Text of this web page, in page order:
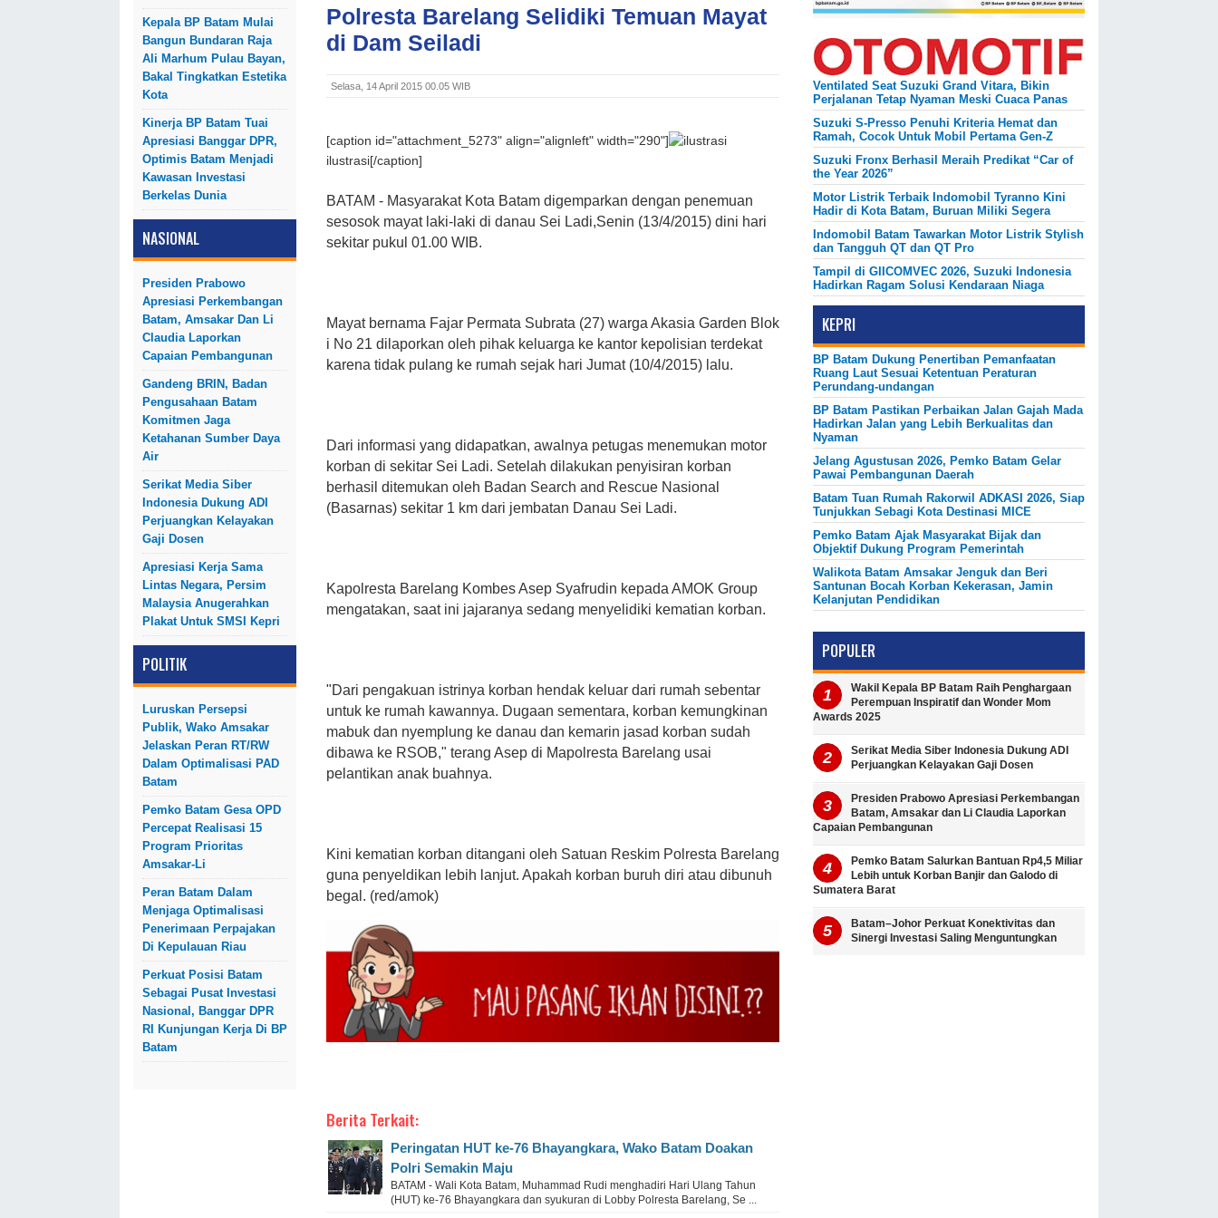
Kepala BP Batam Mulai
Bangun Bundaran Raja
Ali Marhum Pulau Bayan,
Bakal Tingkatkan Estetika
Kota
Kinerja BP Batam Tuai
Apresiasi Banggar DPR,
Optimis Batam Menjadi
Kawasan Investasi
Berkelas Dunia
NASIONAL
Presiden Prabowo
Apresiasi Perkembangan
Batam, Amsakar Dan Li
Claudia Laporkan
Capaian Pembangunan
Gandeng BRIN, Badan
Pengusahaan Batam
Komitmen Jaga
Ketahanan Sumber Daya
Air
Serikat Media Siber
Indonesia Dukung ADI
Perjuangkan Kelayakan
Gaji Dosen
Apresiasi Kerja Sama
Lintas Negara, Persim
Malaysia Anugerahkan
Plakat Untuk SMSI Kepri
POLITIK
Luruskan Persepsi
Publik, Wako Amsakar
Jelaskan Peran RT/RW
Dalam Optimalisasi PAD
Batam
Pemko Batam Gesa OPD
Percepat Realisasi 15
Program Prioritas
Amsakar-Li
Peran Batam Dalam
Menjaga Optimalisasi
Penerimaan Perpajakan
Di Kepulauan Riau
Perkuat Posisi Batam
Sebagai Pusat Investasi
Nasional, Banggar DPR
RI Kunjungan Kerja Di BP
Batam
Polresta Barelang Selidiki Temuan Mayat
di Dam Seiladi
Selasa, 14 April 2015 00.05 WIB
[caption id="attachment_5273" align="alignleft" width="290"]
ilustrasi[/caption]
BATAM - Masyarakat Kota Batam digemparkan dengan penemuan
sesosok mayat laki-laki di danau Sei Ladi,Senin (13/4/2015) dini hari
sekitar pukul 01.00 WIB.
Mayat bernama Fajar Permata Subrata (27) warga Akasia Garden Blok
i No 21 dilaporkan oleh pihak keluarga ke kantor kepolisian terdekat
karena tidak pulang ke rumah sejak hari Jumat (10/4/2015) lalu.
Dari informasi yang didapatkan, awalnya petugas menemukan motor
korban di sekitar Sei Ladi. Setelah dilakukan penyisiran korban
berhasil ditemukan oleh Badan Search and Rescue Nasional
(Basarnas) sekitar 1 km dari jembatan Danau Sei Ladi.
Kapolresta Barelang Kombes Asep Syafrudin kepada AMOK Group
mengatakan, saat ini jajaranya sedang menyelidiki kematian korban.
"Dari pengakuan istrinya korban hendak keluar dari rumah sebentar
untuk ke rumah kawannya. Dugaan sementara, korban kemungkinan
mabuk dan nyemplung ke danau dan kemarin jasad korban sudah
dibawa ke RSOB," terang Asep di Mapolresta Barelang usai
pelantikan anak buahnya.
Kini kematian korban ditangani oleh Satuan Reskim Polresta Barelang
guna penyeldikan lebih lanjut. Apakah korban buruh diri atau dibunuh
begal. (red/amok)
Berita Terkait:
Peringatan HUT ke-76 Bhayangkara, Wako Batam Doakan
Polri Semakin Maju
BATAM - Wali Kota Batam, Muhammad Rudi menghadiri Hari Ulang Tahun
(HUT) ke-76 Bhayangkara dan syukuran di Lobby Polresta Barelang, Se ...
Ventilated Seat Suzuki Grand Vitara, Bikin
Perjalanan Tetap Nyaman Meski Cuaca Panas
Suzuki S-Presso Penuhi Kriteria Hemat dan
Ramah, Cocok Untuk Mobil Pertama Gen-Z
Suzuki Fronx Berhasil Meraih Predikat “Car of
the Year 2026”
Motor Listrik Terbaik Indomobil Tyranno Kini
Hadir di Kota Batam, Buruan Miliki Segera
Indomobil Batam Tawarkan Motor Listrik Stylish
dan Tangguh QT dan QT Pro
Tampil di GIICOMVEC 2026, Suzuki Indonesia
Hadirkan Ragam Solusi Kendaraan Niaga
KEPRI
BP Batam Dukung Penertiban Pemanfaatan
Ruang Laut Sesuai Ketentuan Peraturan
Perundang-undangan
BP Batam Pastikan Perbaikan Jalan Gajah Mada
Hadirkan Jalan yang Lebih Berkualitas dan
Nyaman
Jelang Agustusan 2026, Pemko Batam Gelar
Pawai Pembangunan Daerah
Batam Tuan Rumah Rakorwil ADKASI 2026, Siap
Tunjukkan Sebagi Kota Destinasi MICE
Pemko Batam Ajak Masyarakat Bijak dan
Objektif Dukung Program Pemerintah
Walikota Batam Amsakar Jenguk dan Beri
Santunan Bocah Korban Kekerasan, Jamin
Kelanjutan Pendidikan
POPULER
Wakil Kepala BP Batam Raih Penghargaan
Perempuan Inspiratif dan Wonder Mom
Awards 2025
Serikat Media Siber Indonesia Dukung ADI
Perjuangkan Kelayakan Gaji Dosen
Presiden Prabowo Apresiasi Perkembangan
Batam, Amsakar dan Li Claudia Laporkan
Capaian Pembangunan
Pemko Batam Salurkan Bantuan Rp4,5 Miliar
Lebih untuk Korban Banjir dan Galodo di
Sumatera Barat
Batam–Johor Perkuat Konektivitas dan
Sinergi Investasi Saling Menguntungkan